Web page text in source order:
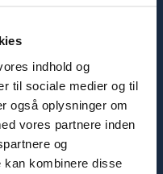
indhold og
til sociale medier og til
også oplysninger om
vores partnere inden
og
kan kombinere disse
hensyn til hvidvask